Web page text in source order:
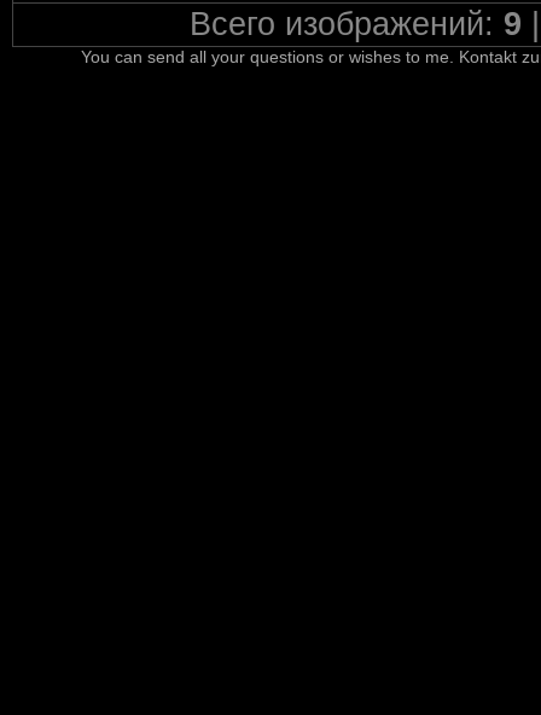
Всего изображений: 9
You can send all your questions or wishes to me. Kontakt